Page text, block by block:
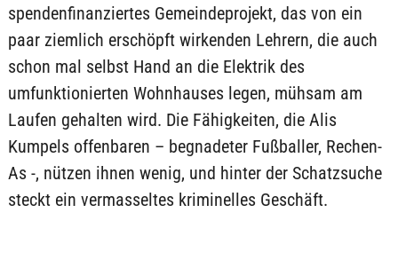
spendenfinanziertes Gemeindeprojekt, das von ein
paar ziemlich erschöpft wirkenden Lehrern, die auch
schon mal selbst Hand an die Elektrik des
umfunktionierten Wohnhauses legen, mühsam am
Laufen gehalten wird. Die Fähigkeiten, die Alis
Kumpels offenbaren – begnadeter Fußballer, Rechen-
As -, nützen ihnen wenig, und hinter der Schatzsuche
steckt ein vermasseltes kriminelles Geschäft.